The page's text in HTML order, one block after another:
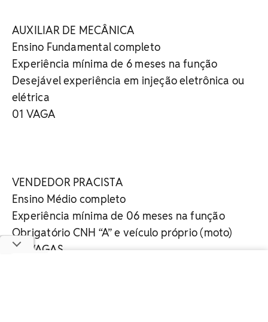
AUXILIAR DE MECÂNICA
Ensino Fundamental completo
Experiência mínima de 6 meses na função
Desejável experiência em injeção eletrônica ou
elétrica
01 VAGA
VENDEDOR PRACISTA
Ensino Médio completo
Experiência mínima de 06 meses na função
Obrigatório CNH “A” e veículo próprio (moto)
02 VAGAS